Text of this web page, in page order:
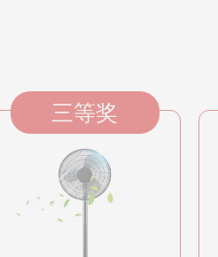
三等奖